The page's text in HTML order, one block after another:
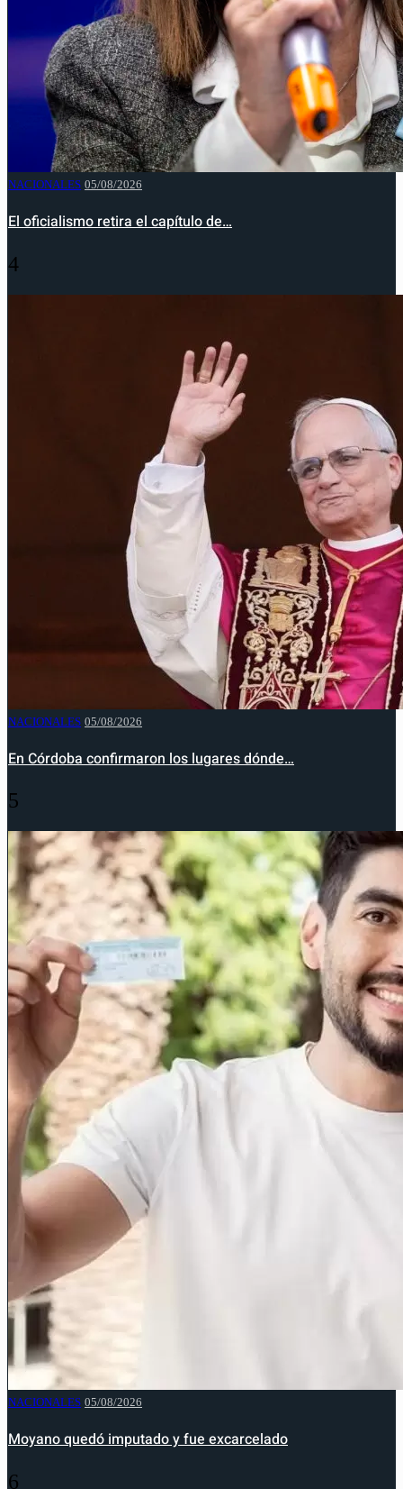
NACIONALES 05/08/2026
El oficialismo retira el capítulo de…
4
NACIONALES 05/08/2026
En Córdoba confirmaron los lugares dónde…
5
NACIONALES 05/08/2026
Moyano quedó imputado y fue excarcelado
6